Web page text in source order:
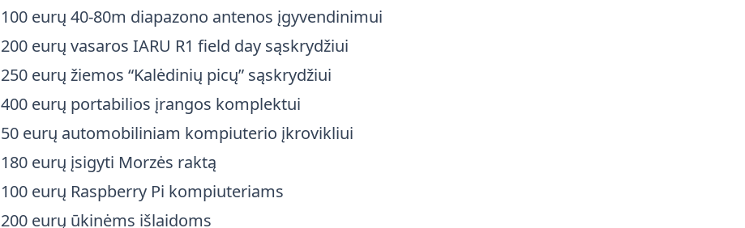
100 eurų 40-80m diapazono antenos įgyvendinimui
200 eurų vasaros IARU R1 field day sąskrydžiui
250 eurų žiemos “Kalėdinių picų” sąskrydžiui
400 eurų portabilios įrangos komplektui
50 eurų automobiliniam kompiuterio įkrovikliui
180 eurų įsigyti Morzės raktą
100 eurų Raspberry Pi kompiuteriams
200 eurų ūkinėms išlaidoms